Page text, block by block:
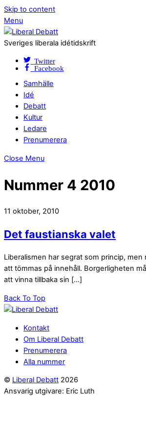
Skip to content
Menu
Sveriges liberala idétidskrift
Twitter
Facebook
Samhälle
Idé
Debatt
Kultur
Ledare
Prenumerera
Close Menu
Nummer 4 2010
11 oktober, 2010
Det faustianska valet
Liberalismen har segrat som princip, men
att tömmas på innehåll. Borgerligheten
att vinna tillbaka sin […]
Back To Top
Kontakt
Om Liberal Debatt
Prenumerera
Alla nummer
© Liberal Debatt 2026
Ansvarig utgivare: Eric Luth